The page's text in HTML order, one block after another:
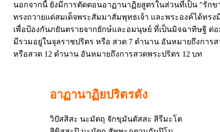
นอกจากนี้ ยังมีการตัดตอนอาฏานาฏิยสูตรในส่วนที่เป็น "รัก
ทรงถวายแด่สมเด็จพระสัมมาสัมพุทธเจ้า และพระองค์ได้ทร
เพื่อป้องกันภยันตรายจากยักษ์และอมนุษย์ ที่เป็นมิจฉาทิษฐิ ต่
มีรวมอยู่ในจุลราชปริตร หรือ สวด 7 ตำนาน อันหมายถึงการ
หรือสวด 12 ตำนาน อันหมายถึงการสวดพระปริตร 12 บท
อาฏานาฏิยปริตรตัง
วิปัสสิสะ นะมัตถุ จักขุมันตัสสะ สิรีมะโต